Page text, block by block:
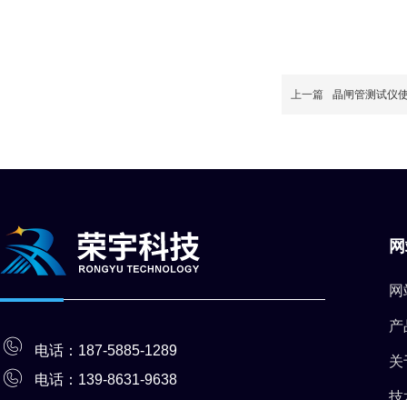
上一篇 晶闸管测试仪
产
关
技
电话：187-5885-1289
电话：139-8631-9638